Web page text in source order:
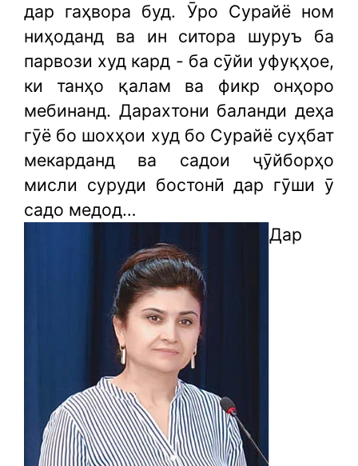
дар гаҳвора буд. Ӯро Сурайё ном
ниҳоданд ва ин ситора шуруъ ба
парвози худ кард - ба сӯйи уфуқҳое,
ки танҳо қалам ва фикр онҳоро
мебинанд. Дарахтони баланди деҳа
гӯё бо шохҳои худ бо Сурайё суҳбат
мекарданд ва садои ҷӯйборҳо
мисли суруди бостонӣ дар гӯши ӯ
садо медод…
Дар